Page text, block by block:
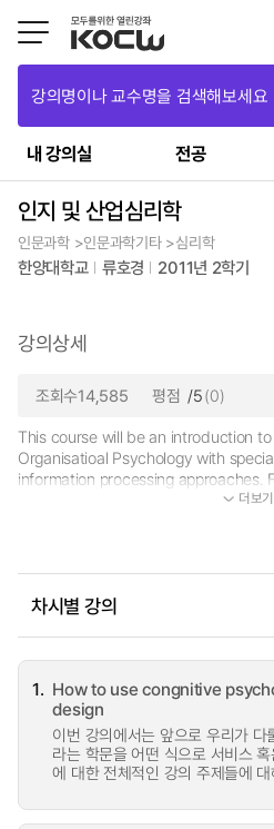
강의명이나 교수명을 검색해보세요
내 강의실 전공
인지 및 산업심리학
인문과학 >인문과학기타 >심리학
한양대학교 류호경 2011년 2학기
강의상세
조회수14,585 평점 /5(0)
This course will be an introduction
Organisatioal Psychology with
information processing approaches.
attention, memory, and problem더보기
차시별 강의
1. How to use congnitive
design
이번 강의에서는 앞으로 우리가 다
라는 학문을 어떤 식으로 서비스
에 대한 전체적인 강의 주제들에